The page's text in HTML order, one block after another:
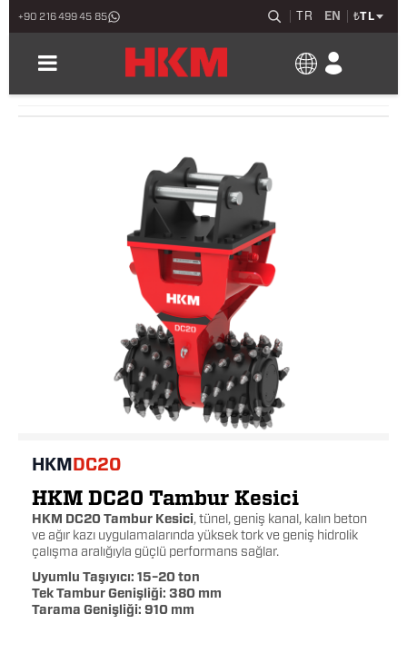
+90 216 499 45 85 TR EN ₺TL
HKM DC20
HKM DC20 Tambur Kesici
HKM DC20 Tambur Kesici, tünel, geniş kanal, kalın beton
ve ağır kazı uygulamalarında yüksek tork ve geniş hidrolik
çalışma aralığıyla güçlü performans sağlar.
Uyumlu Taşıyıcı: 15–20 ton
Tek Tambur Genişliği: 380 mm
Tarama Genişliği: 910 mm